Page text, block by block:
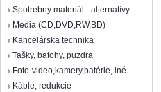
Spotrebný materiál - alternatívy
Média (CD,DVD,RW,BD)
Kancelárska technika
Tašky, batohy, puzdra
Foto-video,kamery,batérie, iné
Káble, redukcie